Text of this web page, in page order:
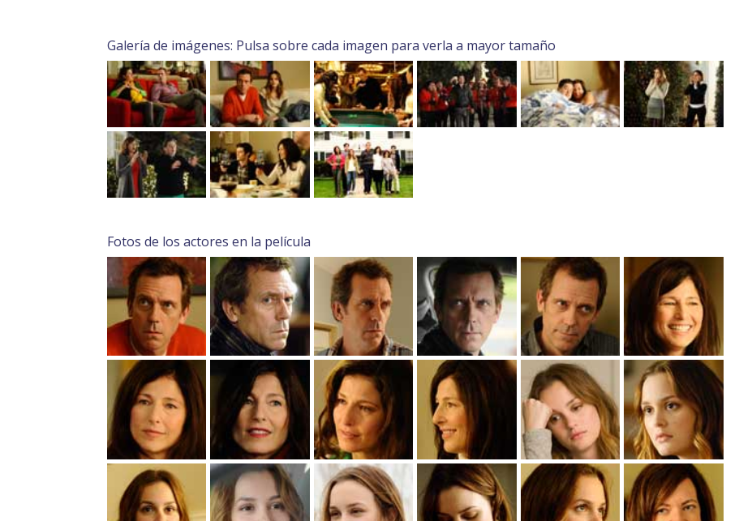
Galería de imágenes: Pulsa sobre cada imagen para verla a mayor tamaño
Fotos de los actores en la película